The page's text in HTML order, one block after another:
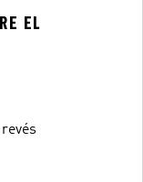
EL